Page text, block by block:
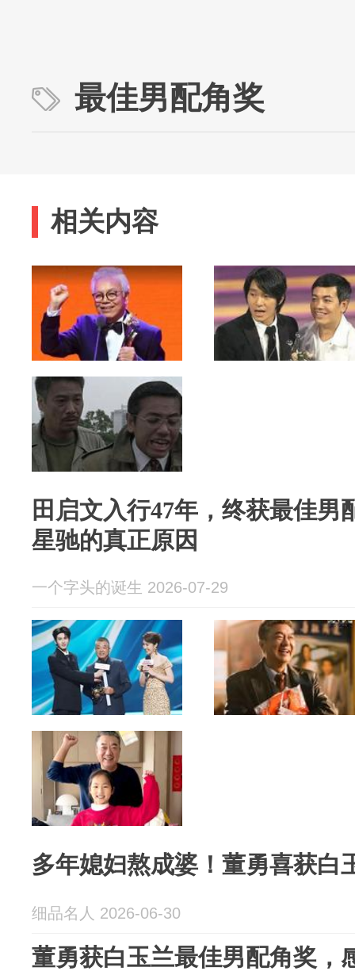
最佳男配角奖
相关内容
田启文入行47年，终获最佳男
星驰的真正原因
一个字头的诞生 2026-07-29
多年媳妇熬成婆！董勇喜获白
细品名人 2026-06-30
董勇获白玉兰最佳男配角奖，